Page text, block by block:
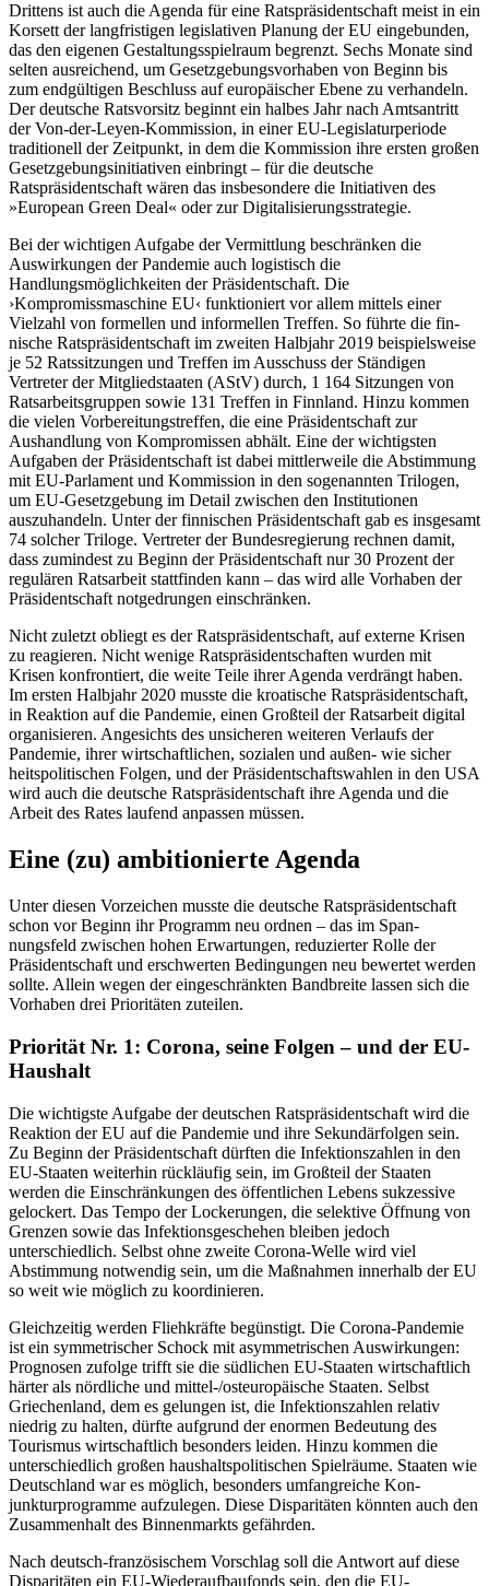
Drittens ist auch die Agenda für eine Ratspräsidentschaft meist in ein
Korsett der langfristigen legislativen Planung der EU eingebunden,
das den eigenen Gestaltungsspielraum begrenzt. Sechs Monate sind
sel­ten ausreichend, um Gesetzgebungsvorhaben von Beginn bis
zum endgültigen Beschluss auf europäischer Ebene zu verhandeln.
Der deutsche Ratsvorsitz beginnt ein halbes Jahr nach Amtsantritt
der Von-der-Leyen-Kom­mis­sion, in einer EU-Legislaturperiode
traditionell der Zeitpunkt, in dem die Kom­mission ihre ersten großen
Gesetzgebungs­initiativen einbringt – für die deutsche
Ratspräsidentschaft wären das insbesondere die Initiativen des
»European Green Deal« oder zur Digitalisierungsstrategie.
Bei der wichtigen Aufgabe der Vermittlung beschränken die
Auswirkungen der Pan­demie auch logistisch die
Handlungsmöglichkeiten der Präsidentschaft. Die
›Kompromissmaschine EU‹ funktioniert vor allem mittels einer
Vielzahl von formellen und informellen Treffen. So führte die fin­
nische Ratspräsidentschaft im zweiten Halb­jahr 2019 beispielsweise
je 52 Rats­sitzungen und Treffen im Ausschuss der Ständigen
Vertreter der Mitgliedstaaten (AStV) durch, 1 164 Sitzungen von
Rats­arbeitsgruppen sowie 131 Treffen in Finn­land. Hinzu kommen
die vielen Vorbereitungstreffen, die eine Präsidentschaft zur
Aushandlung von Kompromissen abhält. Eine der wichtigsten
Aufgaben der Präsi­dentschaft ist dabei mittlerweile die Ab­stimmung
mit EU-Parlament und Kommission in den so­genannten Trilogen,
um EU-Gesetzgebung im Detail zwischen den Insti­tutionen
auszuhandeln. Unter der finni­schen Präsidentschaft gab es insgesamt
74 solcher Triloge. Vertreter der Bundesregierung rechnen damit,
dass zumindest zu Beginn der Präsidentschaft nur 30 Prozent der
regulären Ratsarbeit stattfinden kann – das wird alle Vorhaben der
Präsidentschaft notgedrungen einschränken.
Nicht zuletzt obliegt es der Ratspräsi­dentschaft, auf externe Krisen
zu reagieren. Nicht wenige Ratspräsidentschaften wurden mit
Krisen konfrontiert, die weite Teile ihrer Agenda verdrängt haben.
Im ersten Halbjahr 2020 musste die kroatische Rats­präsidentschaft,
in Reaktion auf die Pan­demie, einen Großteil der Ratsarbeit digital
organisieren. Angesichts des unsicheren weiteren Verlaufs der
Pandemie, ihrer wirt­schaftlichen, sozialen und außen- wie sicher­
heitspolitischen Folgen, und der Präsident­schaftswahlen in den USA
wird auch die deutsche Ratspräsidentschaft ihre Agenda und die
Arbeit des Rates laufend anpassen müssen.
Eine (zu) ambitionierte Agenda
Unter diesen Vorzeichen musste die deut­sche Ratspräsidentschaft
schon vor Beginn ihr Programm neu ordnen – das im Span­
nungsfeld zwischen hohen Erwartungen, reduzierter Rolle der
Präsidentschaft und erschwerten Bedingungen neu bewertet werden
sollte. Allein wegen der eingeschränkten Bandbreite lassen sich die
Vor­haben drei Prioritäten zuteilen.
Priorität Nr. 1: Corona, seine Folgen – und der EU-
Haushalt
Die wichtigste Aufgabe der deutschen Rats­präsidentschaft wird die
Reaktion der EU auf die Pandemie und ihre Sekundärfolgen sein.
Zu Beginn der Präsidentschaft dürften die Infektionszahlen in den
EU-Staaten weiterhin rückläufig sein, im Großteil der Staa­ten
werden die Einschränkungen des öffentlichen Lebens sukzessive
gelockert. Das Tempo der Lockerungen, die selektive Öff­nung von
Grenzen sowie das Infektionsgeschehen bleiben jedoch
unterschiedlich. Selbst ohne zweite Corona-Welle wird viel
Abstimmung notwendig sein, um die Maß­nahmen innerhalb der EU
so weit wie mög­lich zu koordinieren.
Gleichzeitig werden Fliehkräfte begünstigt. Die Corona-Pandemie
ist ein symmetrischer Schock mit asymmetrischen Auswirkungen:
Prognosen zufolge trifft sie die südlichen EU-Staaten wirtschaftlich
härter als nördliche und mittel-/osteuropäische Staaten. Selbst
Griechenland, dem es gelun­gen ist, die Infektionszahlen relativ
niedrig zu halten, dürfte aufgrund der enormen Bedeutung des
Tourismus wirtschaftlich besonders leiden. Hinzu kommen die
unter­schiedlich großen haushaltspolitischen Spielräume. Staaten wie
Deutschland war es möglich, besonders umfangreiche Kon­
junkturprogramme aufzulegen. Diese Dis­paritäten könnten auch den
Zusammenhalt des Binnenmarkts gefährden.
Nach deutsch-französischem Vorschlag soll die Antwort auf diese
Disparitäten ein EU-Wiederaufbaufonds sein, den die EU-